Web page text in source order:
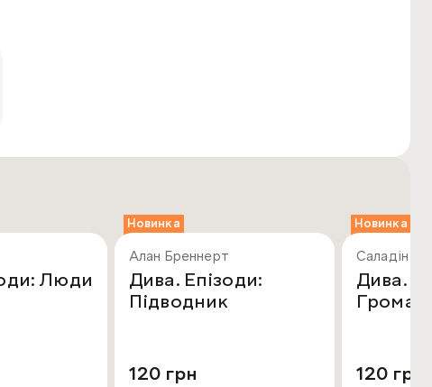
Люди
Новинка
Алан Бреннерт
Дива. Епізоди:
Підводник
120 грн
Новинка
Саладін
Дива.
120 грн